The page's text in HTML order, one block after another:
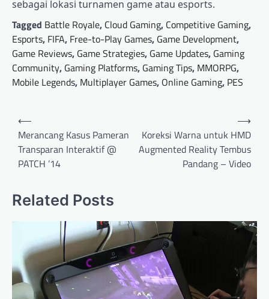
sebagai lokasi turnamen game atau esports.
Tagged Battle Royale, Cloud Gaming, Competitive Gaming,
Esports, FIFA, Free-to-Play Games, Game Development,
Game Reviews, Game Strategies, Game Updates, Gaming
Community, Gaming Platforms, Gaming Tips, MMORPG,
Mobile Legends, Multiplayer Games, Online Gaming, PES
Post
navigation
⟵
Merancang Kasus Pameran
Transparan Interaktif @
PATCH ’14
Koreksi Warna untuk HMD
Augmented Reality Tembus
Pandang – Video
⟶
Related Posts